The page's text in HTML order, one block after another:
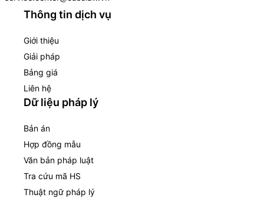
Thông tin dịch vụ
Giới thiệu
Giải pháp
Bảng giá
Liên hệ
Dữ liệu pháp lý
Bản án
Hợp đồng mẫu
Văn bản pháp luật
Tra cứu mã HS
Thuật ngữ pháp lý